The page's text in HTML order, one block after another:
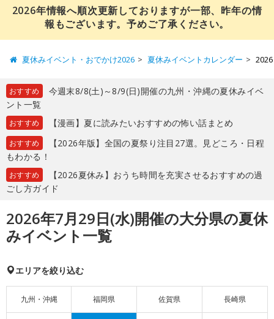
2026年情報へ順次更新しておりますが一部、昨年の情
報もございます。予めご了承ください。
夏休みイベント・おでかけ2026 夏休みイベントカレンダー
おすすめ
今週末8/8(土)～8/9(日)開催の九州・沖縄の夏休みイベ
ント一覧
おすすめ 【漫画】夏に読みたいおすすめの怖い話まとめ
おすすめ
【2026年版】全国の夏祭り注目27選。見どころ・日程
もわかる！
おすすめ
【2026夏休み】おうち時間を充実させるおすすめの過
ごし方ガイド
2026年7月29日(水)開催の大分県の夏休
みイベント一覧
エリアを絞り込む
九州・沖縄 福岡県 佐賀県 長崎県